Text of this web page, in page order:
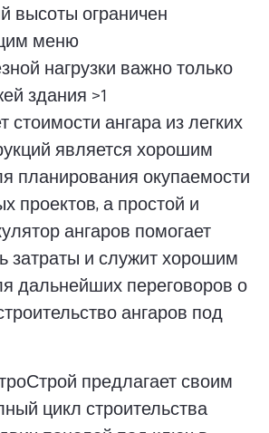
высоты ограничен
меню
нагрузки важно только
здания >1
стоимости ангара из легких
является хорошим
планирования окупаемости
проектов, а простой и
ангаров помогает
затраты и служит хорошим
дальнейших переговоров о
ангаров под
предлагает своим
цикл строительства